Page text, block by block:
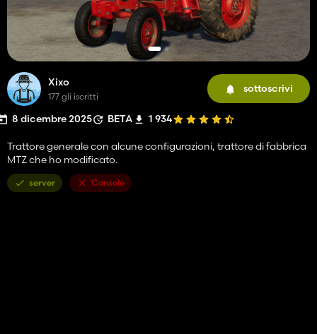
Xixo
177 gli iscritti
sottoscrivi
8 dicembre 2025 BETA 1 934
Trattore generale con alcune configurazioni, trattore di fabbrica
MTZ che ho modificato.
server Console